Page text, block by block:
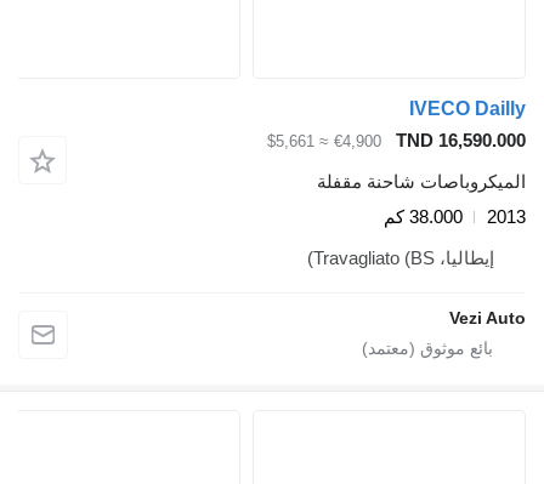
IVECO
TND
€4,900
≈ $5,661
شاحنة مقفلة
38.000 كم
إيطاليا، Travagliato (BS)
Vezi